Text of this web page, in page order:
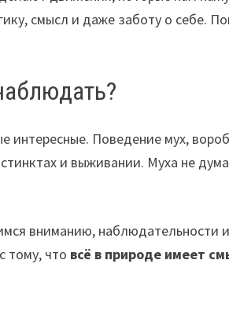
смысл и даже заботу о себе.
Поведение мух,
и выживании. Муха не
вниманию, наблюдательности
тому, что всё в природе имеет